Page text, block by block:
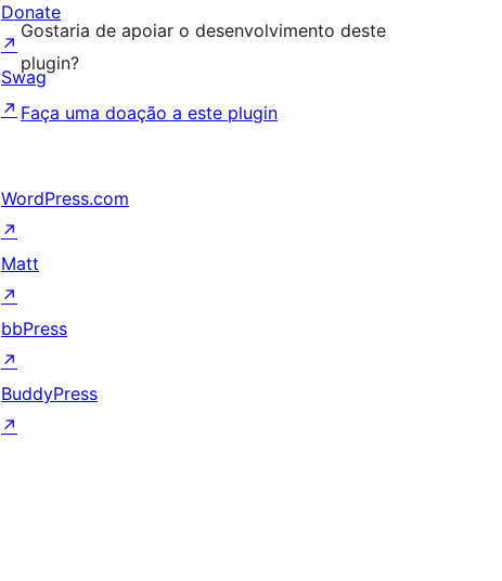
Gostaria de apoiar o desenvolvimento deste
plugin?
Faça uma doação a este plugin
Donate
↗
Swag
↗
WordPress.com
↗
Matt
↗
bbPress
↗
BuddyPress
↗